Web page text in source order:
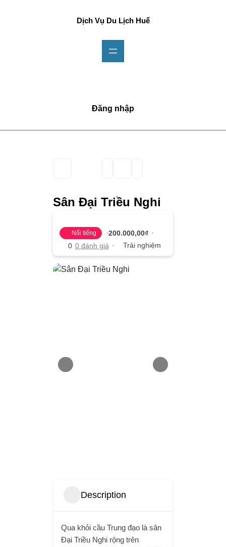
Dịch Vụ Du Lịch Huế
Đăng nhập
Sân Đại Triều Nghi
Nổi tiếng
200.000,00₫
0 0 đánh giá Trải nghiệm
Description
Qua khỏi cầu Trung đạo là sân
Đại Triều Nghi rộng trên